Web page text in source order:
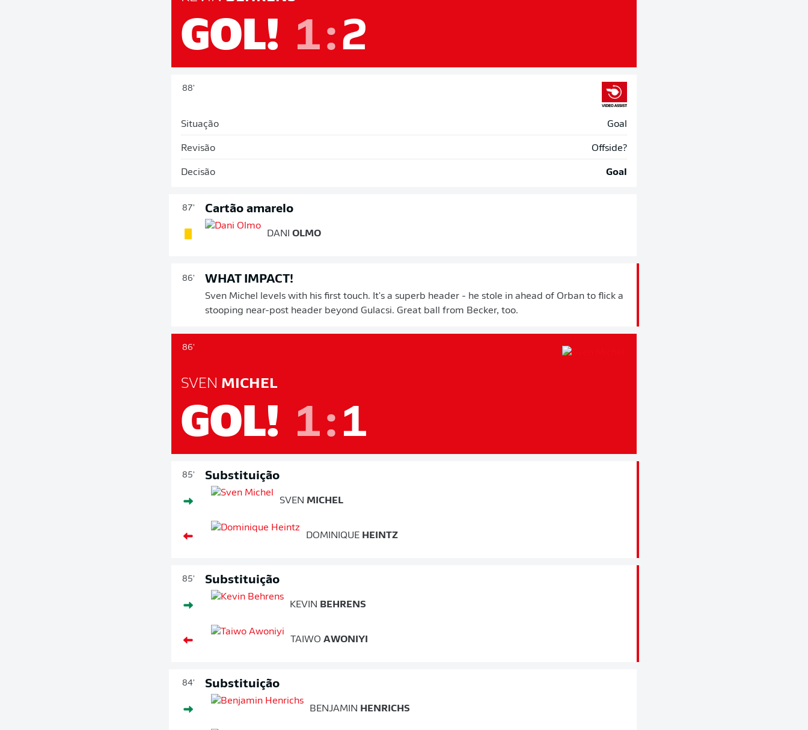
GOL! 1:2
88'
Situação Goal
Revisão Offside?
Decisão Goal
87' Cartão amarelo
DANI OLMO
86' WHAT IMPACT!
Sven Michel levels with his first touch. It's a superb header - he stole in ahead of Orban to flick a
stooping near-post header beyond Gulacsi. Great ball from Becker, too.
86'
SVEN MICHEL
GOL! 1:1
85' Substituição
SVEN MICHEL
DOMINIQUE HEINTZ
85' Substituição
KEVIN BEHRENS
TAIWO AWONIYI
84' Substituição
BENJAMIN HENRICHS